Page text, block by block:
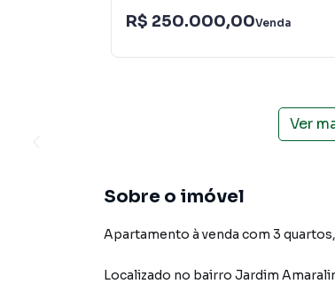
R$ 250.000,00Venda
Ver
Sobre o imóvel
Apartamento à venda com 3 quartos,
Localizado no bairro Jardim